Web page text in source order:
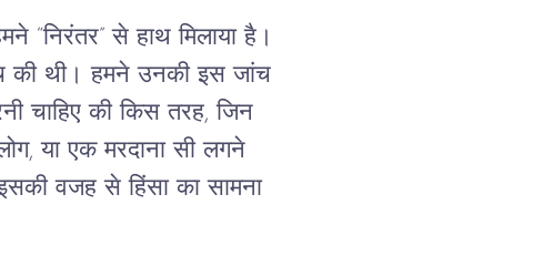
“निरंतर” से हाथ मिलाया है।
की थी। हमने उनकी इस जांच
चाहिए की किस तरह, जिन
या एक मरदाना सी लगने
वजह से हिंसा का सामना